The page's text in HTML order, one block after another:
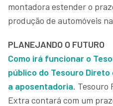
montadora estender o
produção de automóveis
PLANEJANDO O FUTURO
Como irá funcionar o
público do Tesouro
a aposentadoria. Tesouro
Extra contará com um